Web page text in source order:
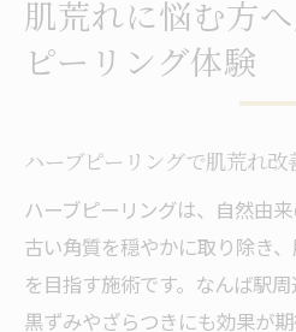
え
ハーブピーリングが
ハーブピーリングで敏感
恵
敏感肌にも安心な
知識
ハーブピーリング施
ント
肌荒れに悩む方
ピーリング体験
ハーブピーリングで肌荒れ改
ハーブピーリングは、自然由
古い角質を穏やかに取り除き
を目指す施術です。なんば駅
黒ずみやざらつきにも効果が期